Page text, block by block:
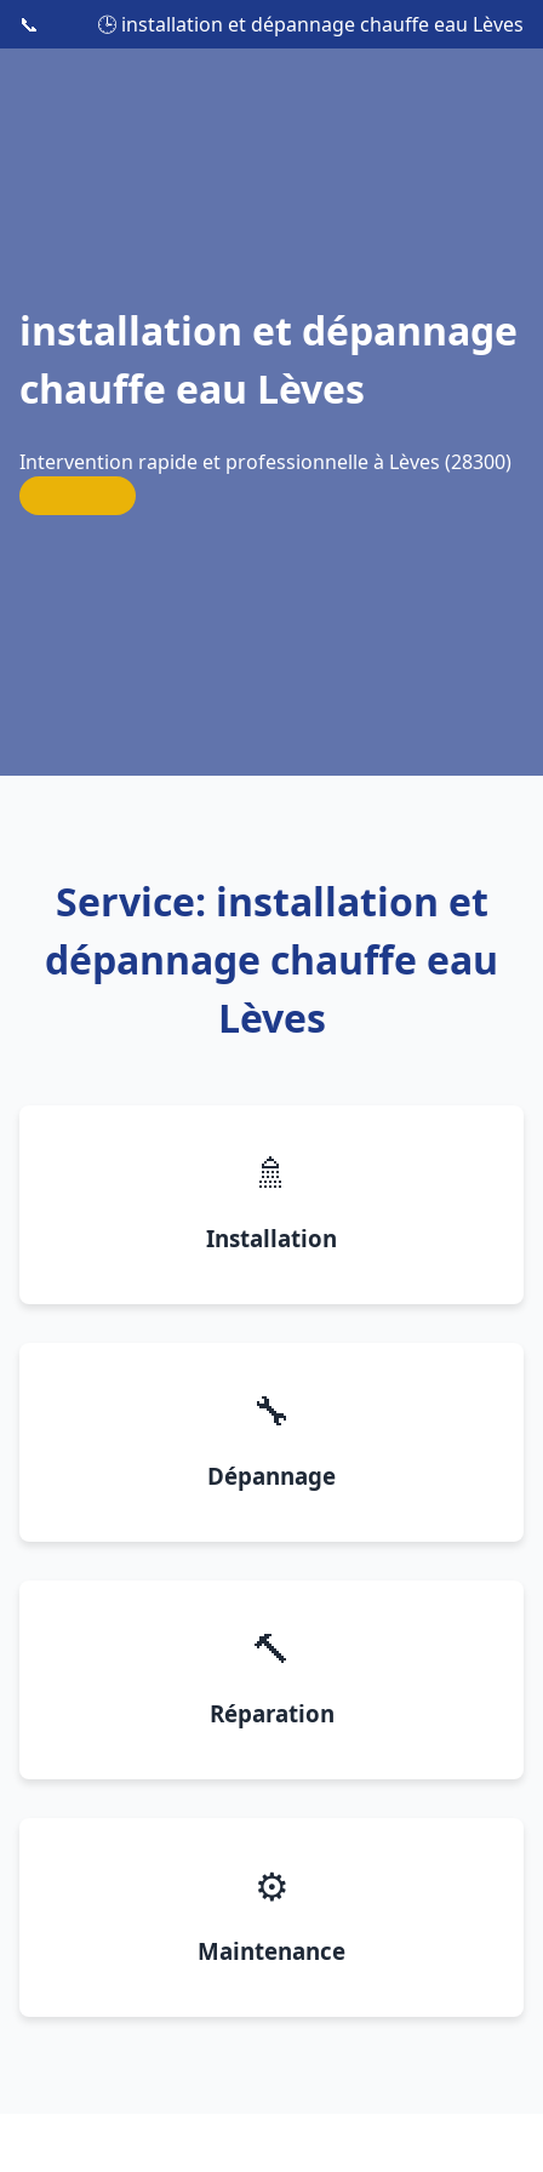
📞 🕒 installation et dépannage chauffe eau Lèves
installation et dépannage
chauffe eau Lèves
Intervention rapide et professionnelle à Lèves (28300)
Service: installation et
dépannage chauffe eau
Lèves
🚿
Installation
🔧
Dépannage
🔨
Réparation
⚙️
Maintenance